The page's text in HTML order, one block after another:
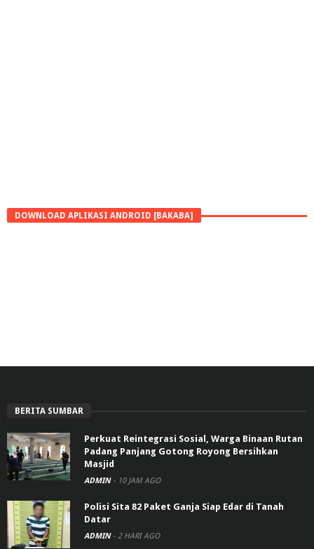
DOWNLOAD APLIKASI ANDROID [BAKABA]
BERITA SUMBAR
Perkuat Reintegrasi Sosial, Warga Binaan Rutan
Padang Panjang Gotong Royong Bersihkan
Masjid
ADMIN - 10 JAM AGO
Polisi Sita 82 Paket Ganja Siap Edar di Tanah
Datar
ADMIN - 2 HARI AGO